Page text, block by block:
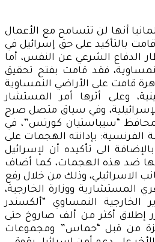
أنها لن تتسامح مع الأعمال
بالتأكيد على حق إسرائيل في
الدفاع الشرعي عن النفس، أما
فقد قامت بفتح تحقيق
قامت على الأراضي النمساوية
وعلى أثرها أمر المستشار
وفي سياق متصل صرح
“سيباستيان كورتس”، في
الفرنسية: بإدانته الهجمات على
الى تأكيده أن لإسرائيل
ضد هذه الهجمات، كما أضاف
الاسرائيلي، وذلك من خلال رفع
المستشارية ووزارة الخارجية،
الخارجية النمساوي “ألكسندر
إطلاق أكثر من ألف صاروخ حتى
من قبل “حماس” ومجموعات